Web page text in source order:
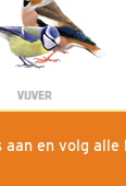
VIJVER
aan en volg